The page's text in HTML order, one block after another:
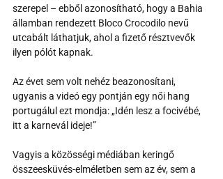
szerepel – ebből azonosítható, hogy a Bahia
államban rendezett Bloco Crocodilo nevű
utcabált láthatjuk, ahol a fizető résztvevők
ilyen pólót kapnak.
Az évet sem volt nehéz beazonosítani,
ugyanis a videó egy pontján egy női hang
portugálul ezt mondja: „Idén lesz a focivébé,
itt a karnevál ideje!”
Vagyis a közösségi médiában keringő
összeesküvés-elméletben sem az év, sem a